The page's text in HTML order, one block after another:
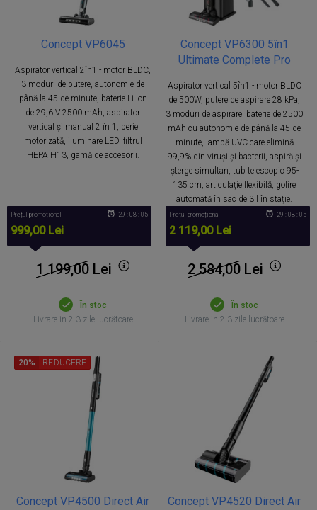
Concept VP6045
Aspirator vertical 2în1 - motor BLDC,
3 moduri de putere, autonomie de
până la 45 de minute, baterie Li-Ion
de 29,6 V 2500 mAh, aspirator
vertical și manual 2 în 1, perie
motorizată, iluminare LED, filtrul
HEPA H13, gamă de accesorii.
Prețul promoțional
999,00 Lei
29 : 08 : 05
1 199,00Lei
În stoc
Livrare in 2-3 zile lucrătoare
Concept VP6300 5în1
Ultimate Complete Pro
Aspirator vertical 5în1 - motor BLDC
de 500W, putere de aspirare 28 kPa,
3 moduri de aspirare, baterie de 2500
mAh cu autonomie de până la 45 de
minute, lampă UVC care elimină
99,9% din viruși și bacterii, aspiră și
șterge simultan, tub telescopic 95-
135 cm, articulație flexibilă, golire
automată în sac de 3 l în stație.
Prețul promoțional
2 119,00 Lei
29 : 08 : 05
2 584,00Lei
În stoc
Livrare in 2-3 zile lucrătoare
Concept VP4500 Direct Air
20% REDUCERE
Concept VP4520 Direct Air